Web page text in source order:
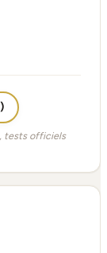
tests officiels